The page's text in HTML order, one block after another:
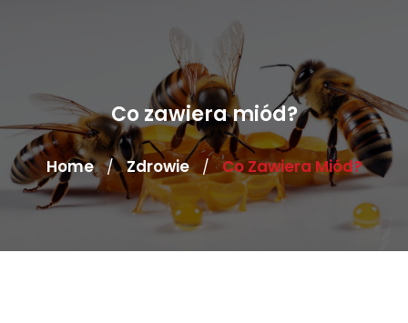
Co zawiera miód?
Home / Zdrowie / Co Zawiera Miód?